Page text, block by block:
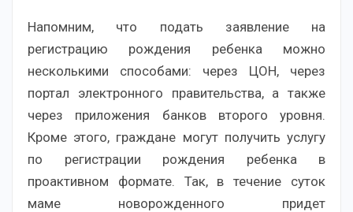
Напомним, что подать заявление на
регистрацию рождения ребенка можно
несколькими способами: через ЦОН, через
портал электронного правительства, а также
через приложения банков второго уровня.
Кроме этого, граждане могут получить услугу
по регистрации рождения ребенка в
проактивном формате. Так, в течение суток
маме новорожденного придет